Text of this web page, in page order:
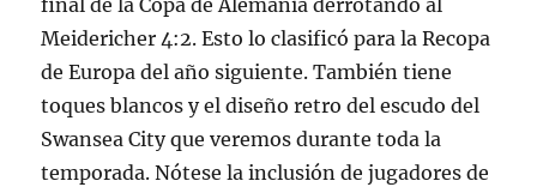
final de la Copa de Alemania derrotando al
Meidericher 4:2. Esto lo clasificó para la Recopa
de Europa del año siguiente. También tiene
toques blancos y el diseño retro del escudo del
Swansea City que veremos durante toda la
temporada. Nótese la inclusión de jugadores de